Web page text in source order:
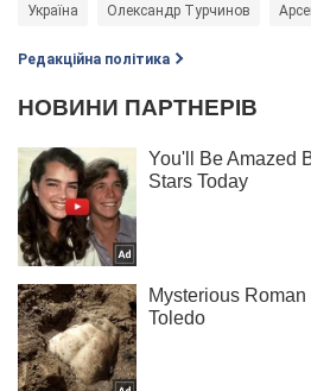
Україна Олександр Турчинов
Редакційна політика